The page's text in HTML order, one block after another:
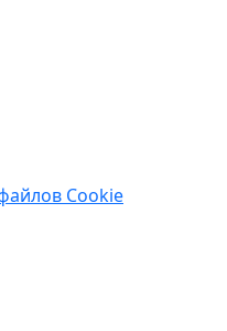
Cookie